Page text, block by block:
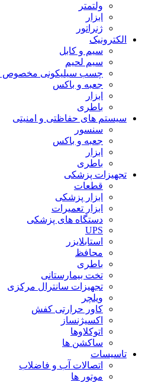
ولتمتر
ابزار
ژنراتور
الکترونیک
سیم و کابل
سیم لحیم
چسب سیلیکونی مخصوص LED
جعبه و باکس
ابزار
باطری
سیستم های حفاظتی و امنیتی
سنسور
جعبه و باکس
ابزار
باطری
تجهیزات پزشکی
قطعات
ابزار پزشکی
ابزار تعمیرات
دستگاه های پزشکی
UPS
استابلایزر
محافظ
باطری
تخت بیمارستانی
تجهیزات سانترال مرکزی
ویلچر
کاور حرارتی کفش
اکسیژنساز
اتوکلاوها
ساکشن ها
تاسیسات
اتصالات آب و فاضلاب
موتور ها